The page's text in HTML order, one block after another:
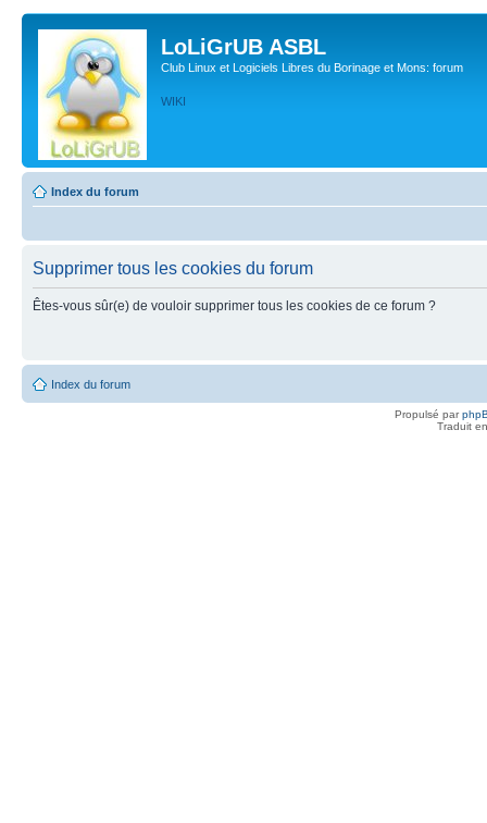
LoLiGrUB ASBL
Club Linux et Logiciels Libres du Borinage et Mons: forum
WIKI
Index du forum
Supprimer tous les cookies du forum
Êtes-vous sûr(e) de vouloir supprimer tous les cookies de ce forum ?
Index du forum
Propulsé par
Traduit